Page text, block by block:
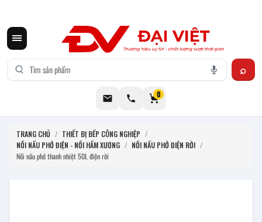
0
TRANG CHỦ / THIẾT BỊ BẾP CÔNG NGHIỆP /
NỒI NẤU PHỞ ĐIỆN - NỒI HẦM XƯƠNG / NỒI NẤU PHỞ ĐIỆN RỜI /
Nồi nấu phở thanh nhiệt 50L điện rời